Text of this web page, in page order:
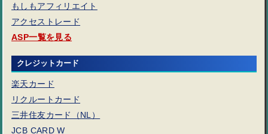
もしもアフィリエイト
アクセストレード
ASP一覧を見る
クレジットカード
楽天カード
リクルートカード
三井住友カード（NL）
JCB CARD W